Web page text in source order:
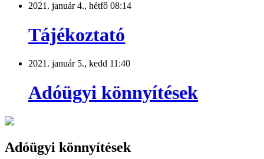
2021. január 4., hétfő 08:14
Tájékoztató
2021. január 5., kedd 11:40
Adóügyi könnyítések
Adóügyi könnyítések